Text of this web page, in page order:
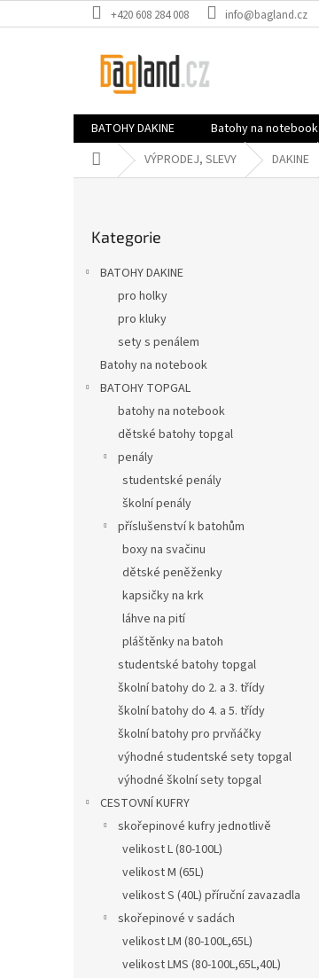
na
+420 608 284 008 info@bagland.cz
BATOHY DAKINE Batohy na notebook
Domů VÝPRODEJ, SLEVY DAKINE
kategorie
Kategorie
BATOHY DAKINE
pro holky
pro kluky
sety s penálem
Batohy na notebook
BATOHY TOPGAL
batohy na notebook
dětské batohy topgal
penály
studentské penály
školní penály
příslušenství k batohům
boxy na svačinu
dětské peněženky
kapsičky na krk
láhve na pití
pláštěnky na batoh
studentské batohy topgal
školní batohy do 2. a 3. třídy
školní batohy do 4. a 5. třídy
školní batohy pro prvňáčky
výhodné studentské sety topgal
výhodné školní sety topgal
CESTOVNÍ KUFRY
skořepinové kufry jednotlivě
velikost L (80-100L)
velikost M (65L)
velikost S (40L) příruční zavazadla
skořepinové v sadách
velikost LM (80-100L,65L)
velikost LMS (80-100L,65L,40L)